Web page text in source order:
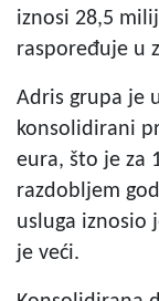
iznosi 28,5
raspoređuje u
Adris grupa je
konsolidirani
eura, što je za
razdobljem
usluga iznosio
je veći.